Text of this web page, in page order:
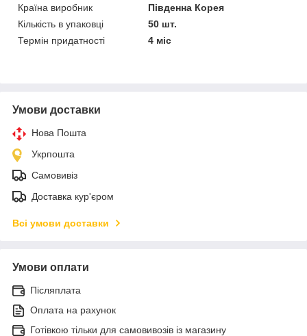
Країна виробник
Південна Корея
Кількість в упаковці
50 шт.
Термін придатності
4 міс
Умови доставки
Нова Пошта
Укрпошта
Самовивіз
Доставка кур'єром
Всі умови доставки
Умови оплати
Післяплата
Оплата на рахунок
Готівкою тільки для самовивозів із магазину